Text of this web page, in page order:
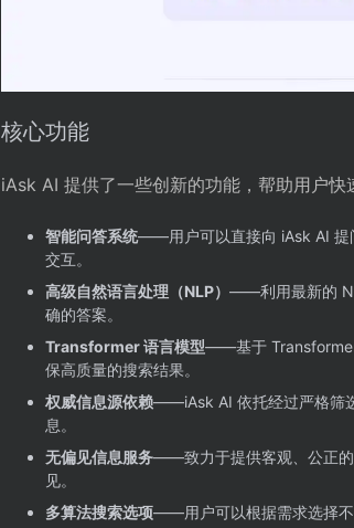
核心功能
iAsk AI 提供了一些创新的功能，帮助用户快
智能问答系统——用户可以直接向 iAsk AI 提
交互。
高级自然语言处理（NLP） ——利用最新的
确的答案。
Transformer 语言模型——基于 Transformer
保高质量的搜索结果。
权威信息源依赖——iAsk AI 依托经过严格筛
息。
无偏见信息服务——致力于提供客观、公正的
见。
多算法搜索选项——用户可以根据需求选择不